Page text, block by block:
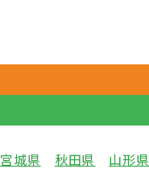
宮城県 秋田県 山形県